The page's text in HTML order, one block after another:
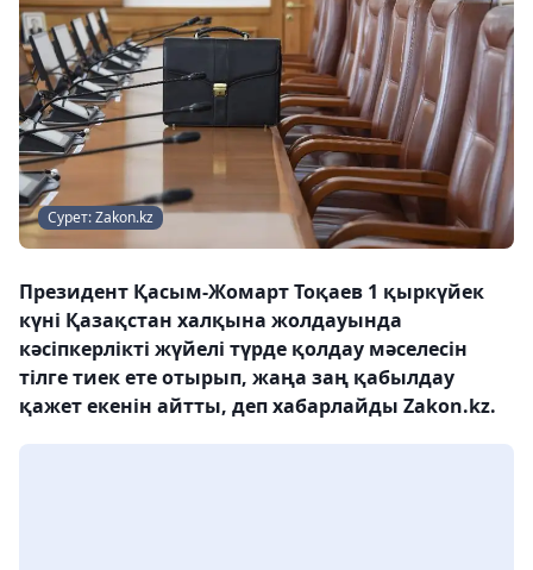
Сурет: Zakon.kz
Президент Қасым-Жомарт Тоқаев 1 қыркүйек
күні Қазақстан халқына жолдауында
кәсіпкерлікті жүйелі түрде қолдау мәселесін
тілге тиек ете отырып, жаңа заң қабылдау
қажет екенін айтты, деп хабарлайды Zakon.kz.